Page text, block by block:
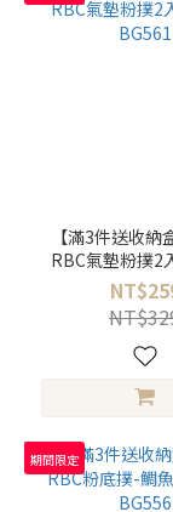
【滿3件送收納
RBC氣墊粉撲2
BG561
期間限定